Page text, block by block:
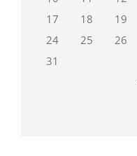
17
18 19
24
25 26
31